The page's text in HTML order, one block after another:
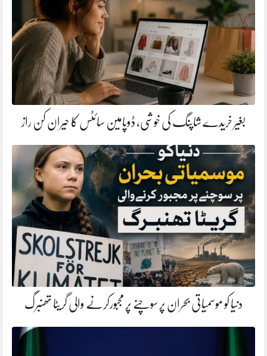
بغیر خریدے شاپنگ کی خوشی، ڈوپامین سائٹس کا حیران کن راز
دنیا کو موسمیاتی بحران پر سوچنے پر مجبورکرنے والی گریٹا تھنبرگ